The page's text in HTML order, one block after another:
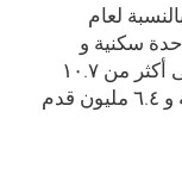
العقارية في عام ۲۰۰٤. وبالنسبة لعام
حققت الشركة أكثر من ٥۳۰۰۰ وحدة سكنية و
۲۷٥۰ غرفة وجناحًا للضيافة، بالإضافة إلى أكثر من ۱۰.۷
مليون قدم مربع من المساحات المكتبية و ٦.٤ مليون قدم